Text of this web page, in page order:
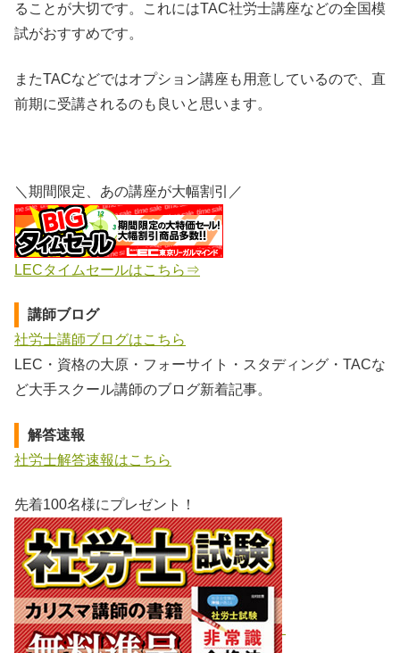
ることが大切です。これにはTAC社労士講座などの全国模
試がおすすめです。
またTACなどではオプション講座も用意しているので、直
前期に受講されるのも良いと思います。
＼期間限定、あの講座が大幅割引／
LECタイムセールはこちら⇒
講師ブログ
社労士講師ブログはこちら
LEC・資格の大原・フォーサイト・スタディング・TACな
ど大手スクール講師のブログ新着記事。
解答速報
社労士解答速報はこちら
先着100名様にプレゼント！